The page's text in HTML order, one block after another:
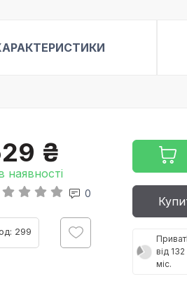
₴
наявності
0
299
від
міс.